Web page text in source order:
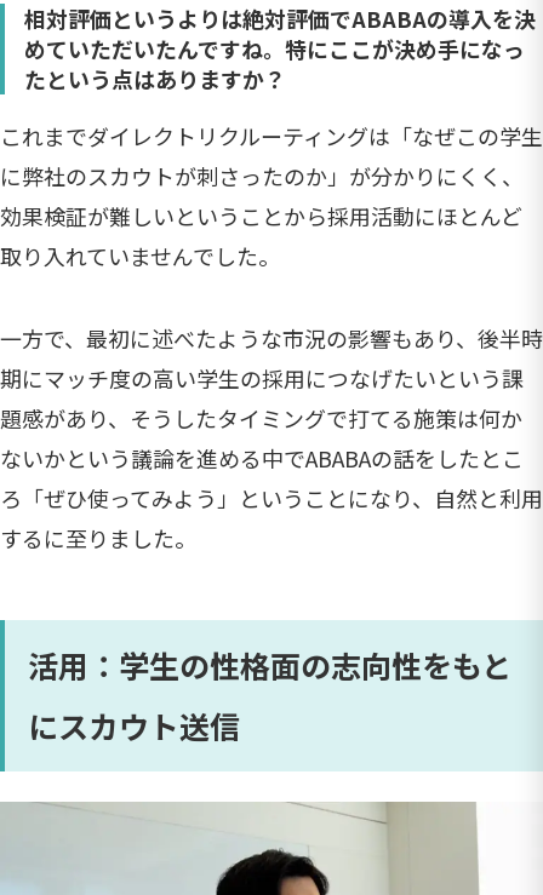
相対評価というよりは絶対評価でABABAの導入を決
めていただいたんですね。特にここが決め手になっ
たという点はありますか？
これまでダイレクトリクルーティングは「なぜこの学生
に弊社のスカウトが刺さったのか」が分かりにくく、
効果検証が難しいということから採用活動にほとんど
取り入れていませんでした。
一方で、最初に述べたような市況の影響もあり、後半時
期にマッチ度の高い学生の採用につなげたいという課
題感があり、そうしたタイミングで打てる施策は何か
ないかという議論を進める中でABABAの話をしたとこ
ろ「ぜひ使ってみよう」ということになり、自然と利用
するに至りました。
活用：学生の性格面の志向性をもと
にスカウト送信